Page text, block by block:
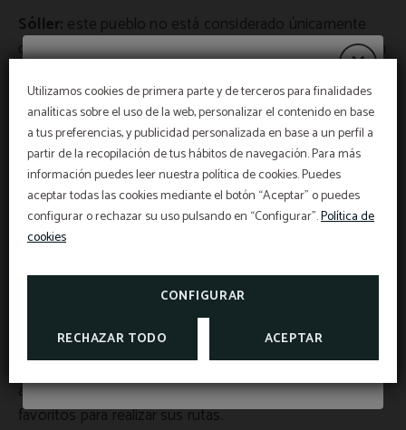
Utilizamos cookies de primera parte y de terceros para finalidades
analíticas sobre el uso de la web, personalizar el contenido en base
a tus preferencias, y publicidad personalizada en base a un perfil a
partir de la recopilación de tus hábitos de navegación. Para más
información puedes leer nuestra política de cookies. Puedes
aceptar todas las cookies mediante el botón “Aceptar” o puedes
configurar o rechazar su uso pulsando en “Configurar”.Política de
cookies
CONFIGURAR
RECHAZAR TODO ACEPTAR
Sóller: este pueblo no está considerado únicamente
como uno de los más bonitos de Mallorca, sino también
bares y cafeterías, es el lugar más representativo de
Sóller. Además, también podemos visitar el Jardín
Botánico, el Museo Balear de Ciencias Naturales y Can
Prunera, un espacio que alberga obras de arte y
exposiciones temporales.
en el interior del valle de Sóller, a lo alto de la
Sierra de Tramuntana se encuentra Fornalutx, un
pintoresco pueblo con empinadas y estrechas calles de
adoquines. Muchos de los aficionados al senderismo y
al ciclismo consideran este lugar como uno de sus
favoritos para realizar sus rutas.
Ofertas de verano 2026
Del 1 de julio al 5 de septiembre, descubre
nuestras promociones de verano y elige cómo
quieres vivir el golf en Mallorca.
APROVECHA NUESTRAS OFERTAS DE GOLF
MÁS INFORMACIÓN